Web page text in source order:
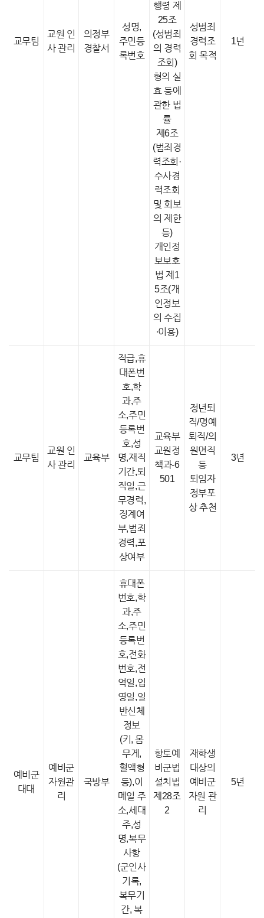
교무팀
교원 인
사 관리
의정부
경찰서
성명,
주민등
록번호
행령 제
25조
(성범죄
의 경력
조회)
형의 실
효 등에
관한 법
률
제6조
(범죄경
력조회·
수사경
력조회
및 회보
의 제한
등)
개인정
보보호
법 제1
5조(개
인정보
의 수집
∙이용)
성범죄
경력조
회 목적
1년
교무팀
교원 인
사 관리
교육부
직급,휴
대폰번
호,학
과,주
소,주민
등록번
호,성
명,재직
기간,퇴
직일,근
무경력,
징계여
부,범죄
경력,포
상여부
교육부
교원정
책과-6
501
정년퇴
직/명예
퇴직/의
원면직
등
퇴임자
정부포
상 추천
3년
예비군
대대
예비군
자원관
리
국방부
휴대폰
번호,학
과,주
소,주민
등록번
호,전화
번호,전
역일,입
영일,일
반신체
정보
(키, 몸
무게,
혈액형
등),이
메일 주
소,세대
주,성
명,복무
사항
(군인사
기록,
복무기
간, 복
향토예
비군법
설치법
제28조
2
재학생
대상의
예비군
자원 관
리
5년